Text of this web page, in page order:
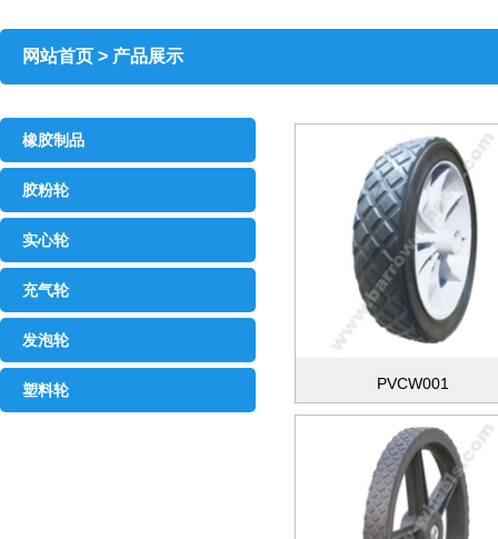
网站首页 > 产品展示
橡胶制品
胶粉轮
实心轮
充气轮
发泡轮
塑料轮 PVCW001